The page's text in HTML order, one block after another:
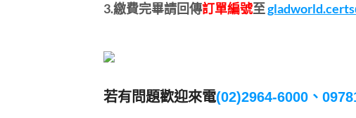
3.繳費完畢請回傳訂單編號至
若有問題歡迎來電(02)2964-6000、